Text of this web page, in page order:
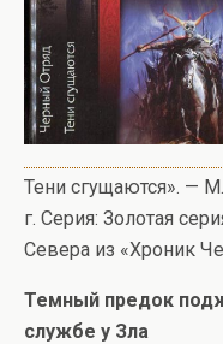
Тени сгущаются». —
г. Серия: Золотая
Севера из «Хроник
Темный предок
службе у Зла